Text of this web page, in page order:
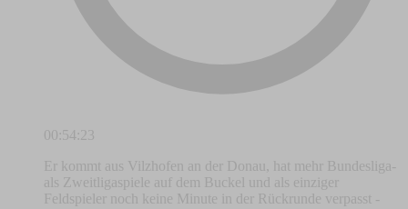
00:54:23
Er kommt aus Vilzhofen an der Donau, hat mehr Bundesliga-
als Zweitligaspiele auf dem Buckel und als einziger
Feldspieler noch keine Minute in der Rückrunde verpasst -